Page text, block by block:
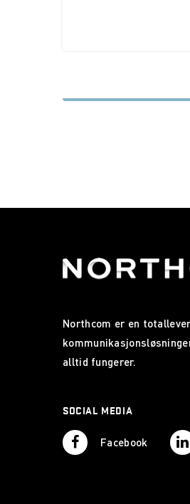
Northcom er en
alltid fungerer.
SOCIAL MEDIA
Facebook